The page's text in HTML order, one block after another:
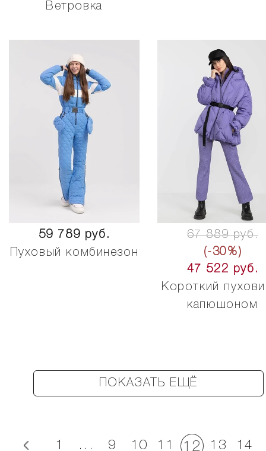
Ветровка
59 789 руб.
Пуховый комбинезон
67 889 руб.
(-30%)
47 522 руб.
Короткий
капюшоном
ПОКАЗАТЬ ЕЩЁ
1 ... 9 10 11 12 13 14